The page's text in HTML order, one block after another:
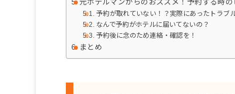
元ホテルマンからのおススメ！予約する時の
予約が取れていない！？実際にあったトラブ
なんで予約がホテルに届いてないの？
予約後に念のため連絡・確認を！
まとめ